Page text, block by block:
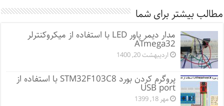
مطالب بیشتر برای شما
مدار دیمر پاور LED با استفاده از میکروکنترلر
ATmega32
اردیبهشت 20, 1400
پروگرم کردن بورد STM32F103C8 با استفاده از
USB port
مهر 18, 1399